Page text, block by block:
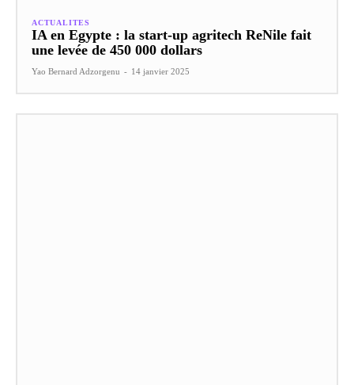
ACTUALITES
IA en Egypte : la start-up agritech ReNile fait
une levée de 450 000 dollars
Yao Bernard Adzorgenu - 14 janvier 2025